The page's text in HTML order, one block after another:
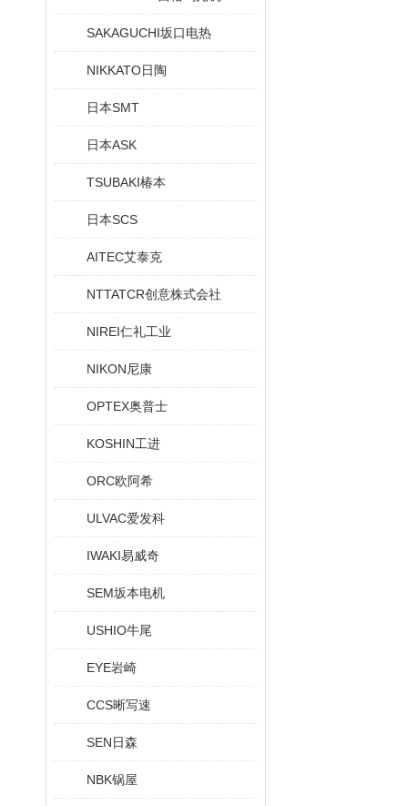
SAKAGUCHI坂口电热
NIKKATO日陶
日本SMT
日本ASK
TSUBAKI椿本
日本SCS
AITEC艾泰克
NTTATCR创意株式会社
NIREI仁礼工业
NIKON尼康
OPTEX奥普士
KOSHIN工进
ORC欧阿希
ULVAC爱发科
IWAKI易威奇
SEM坂本电机
USHIO牛尾
EYE岩崎
CCS晰写速
SEN日森
NBK锅屋